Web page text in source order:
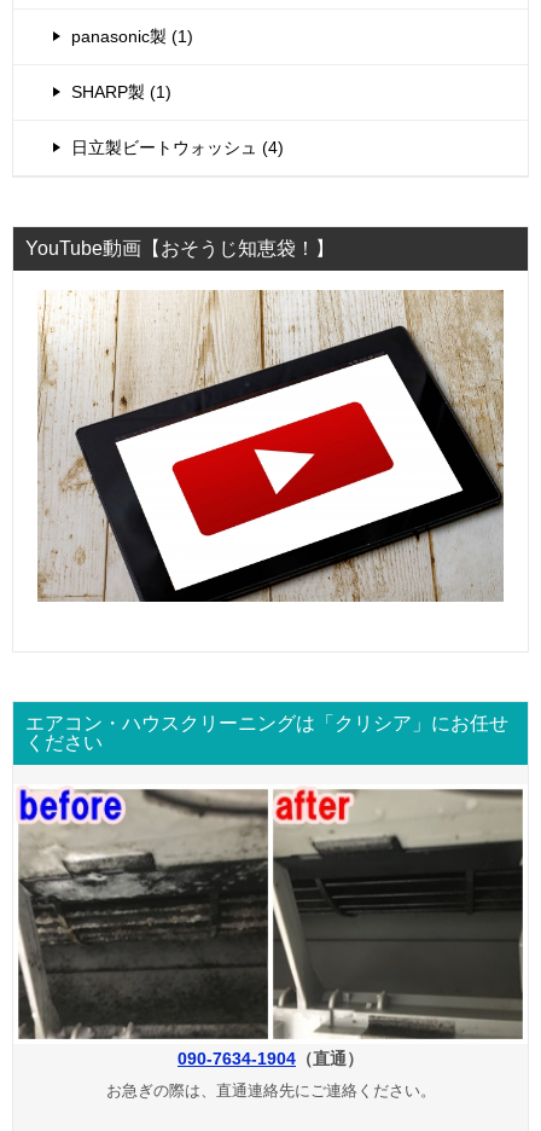
panasonic製 (1)
SHARP製 (1)
日立製ビートウォッシュ (4)
YouTube動画【おそうじ知恵袋！】
エアコン・ハウスクリーニングは「クリシア」にお任せ
ください
090-7634-1904 （直通）
お急ぎの際は、直通連絡先にご連絡ください。